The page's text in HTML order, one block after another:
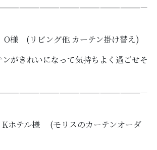
様 (リビング他 カーテン掛け替え)
がきれいになって気持ちよく過ごせそ
テル様 (モリスのカーテンオーダ